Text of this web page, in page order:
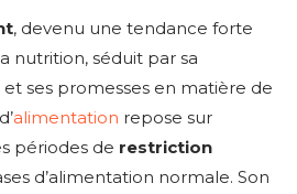
, devenu une tendance forte
nutrition, séduit par sa
ses promesses en matière de
d’alimentation repose sur
périodes de restriction
d’alimentation normale. Son